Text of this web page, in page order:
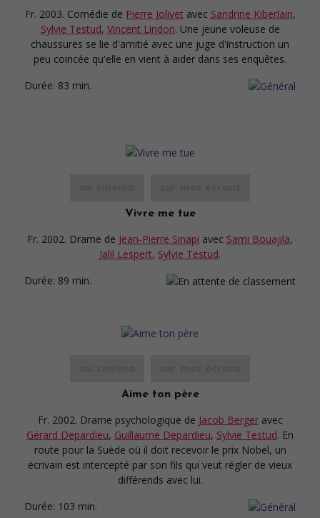
Fr. 2003. Comédie de Pierre Jolivet avec Sandrine Kiberlain,
Sylvie Testud, Vincent Lindon. Une jeune voleuse de
chaussures se lie d'amitié avec une juge d'instruction un
peu coincée qu'elle en vient à aider dans ses enquêtes.
Durée: 83 min.
Vivre me tue
Fr. 2002. Drame de Jean-Pierre Sinapi avec Sami Bouajila,
Jalil Lespert, Sylvie Testud.
Durée: 89 min.
Aime ton père
Fr. 2002. Drame psychologique de Jacob Berger avec
Gérard Depardieu, Guillaume Depardieu, Sylvie Testud. En
route pour la Suède où il doit recevoir le prix Nobel, un
écrivain est intercepté par son fils qui veut régler de vieux
différends avec lui.
Durée: 103 min.